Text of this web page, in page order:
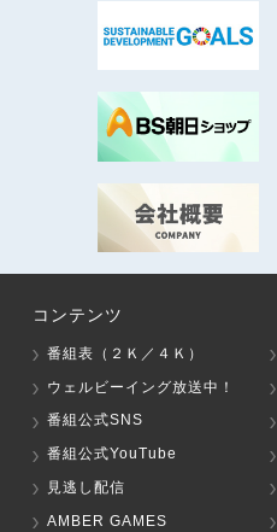
コンテンツ
番組表（２Ｋ／４Ｋ）
ウェルビーイング放送中！
番組公式SNS
番組公式YouTube
見逃し配信
AMBER GAMES